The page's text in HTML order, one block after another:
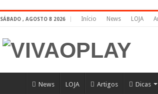
SÁBADO , AGOSTO 8 2026 Início News LOJA
News LOJA Artigos Dicas